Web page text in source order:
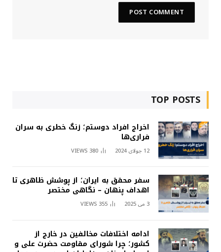
TOP POSTS
اخراج افراد دوستم؛ زنگ خطری به سران
فراری‌ها
12 جولای 2024 380
VIEWS
سفر محقق به ایران؛ از پوشش ظاهری تا
اهداف پنهان – نگاهی مختصر
3 می 2025 355
VIEWS
ادامه اختلافات مخالفین در خارج از
کشور؛ چرا شورای مقاومت حضرت علی و